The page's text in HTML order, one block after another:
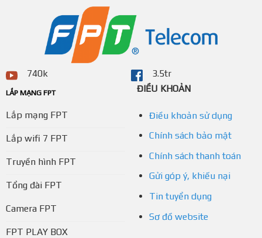
740k 3.5tr
LẮP MẠNG FPT
Lắp mạng FPT
Lắp wifi 7 FPT
Truyền hình FPT
Tổng đài FPT
Camera FPT
FPT PLAY BOX
ĐIỀU KHOẢN
Điều khoản sử dụng
Chính sách bảo mật
Chính sách thanh toán
Gửi góp ý, khiếu nại
Tin tuyển dụng
Sơ đồ website